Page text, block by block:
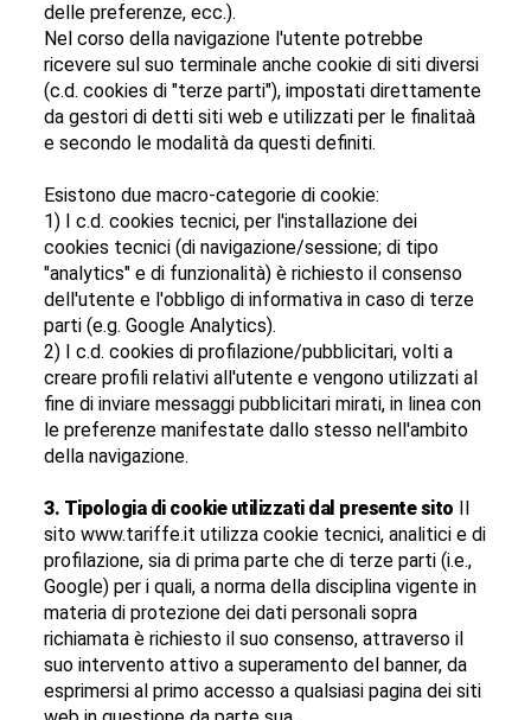
delle preferenze, ecc.).
Nel corso della navigazione l'utente potrebbe
ricevere sul suo terminale anche cookie di siti diversi
(c.d. cookies di "terze parti"), impostati direttamente
da gestori di detti siti web e utilizzati per le finalitaà
e secondo le modalità da questi definiti.
Esistono due macro-categorie di cookie:
1) I c.d. cookies tecnici, per l'installazione dei
cookies tecnici (di navigazione/sessione; di tipo
"analytics" e di funzionalità) è richiesto il consenso
dell'utente e l'obbligo di informativa in caso di terze
parti (e.g. Google Analytics).
2) I c.d. cookies di profilazione/pubblicitari, volti a
creare profili relativi all'utente e vengono utilizzati al
fine di inviare messaggi pubblicitari mirati, in linea con
le preferenze manifestate dallo stesso nell'ambito
della navigazione.
3. Tipologia di cookie utilizzati dal presente sito
sito www.tariffe.it utilizza cookie tecnici, analitici e di
profilazione, sia di prima parte che di terze parti (i.e.,
Google) per i quali, a norma della disciplina vigente in
materia di protezione dei dati personali sopra
richiamata è richiesto il suo consenso, attraverso il
suo intervento attivo a superamento del banner, da
esprimersi al primo accesso a qualsiasi pagina dei siti